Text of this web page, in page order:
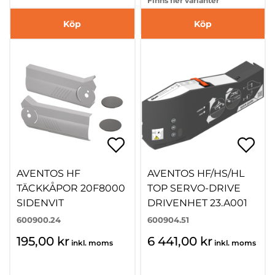
Köp Köp
AVENTOS HF
TÄCKKÅPOR 20F8000
SIDENVIT
600900.24
195,00 kr inkl. moms
AVENTOS HF/HS/HL
TOP SERVO-DRIVE
DRIVENHET 23.A001
600904.51
6 441,00 kr inkl. moms